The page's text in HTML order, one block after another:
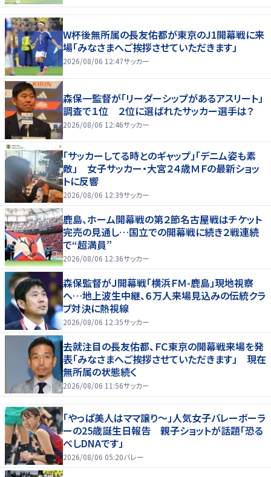
W杯後無所属の長友佑都が東京のJ1開幕戦に来
場「みなさまへご挨拶させていただきます」
2026/08/06 12:47サッカー
森保一監督が「リーダーシップがあるアスリート」
調査で１位 ２位に選ばれたサッカー選手は？
2026/08/06 12:46サッカー
「サッカーしてる時とのギャップ」「デニム姿も素
敵」 女子サッカー・大宮２４歳ＭＦの最新ショッ
トに反響
2026/08/06 12:39サッカー
鹿島、ホーム開幕戦の第２節名古屋戦はチケット
完売の見通し…国立での開幕戦に続き２戦連続
で“超満員”
2026/08/06 12:36サッカー
森保監督がＪ開幕戦「横浜ＦＭ-鹿島」現地視察
へ…地上波生中継、６万人来場見込みの伝統クラ
ブ対決に熱視線
2026/08/06 12:35サッカー
去就注目の長友佑都、ＦＣ東京の開幕戦来場を発
表「みなさまへご挨拶させていただきます」 現在
無所属の状態続く
2026/08/06 11:56サッカー
「やっぱ美人はママ譲り～」人気女子バレーボーラ
ーの25歳誕生日報告 親子ショットが話題「恐る
べしDNAです」
2026/08/06 05:20バレー